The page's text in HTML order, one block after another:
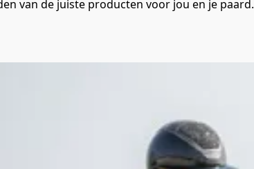
van de juiste producten voor jou en je paard.